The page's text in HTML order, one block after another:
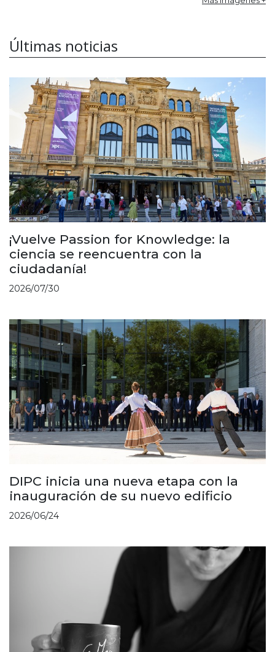
Últimas noticias
¡Vuelve Passion for Knowledge: la
ciencia se reencuentra con la
ciudadanía!
2026/07/30
DIPC inicia una nueva etapa con la
inauguración de su nuevo edificio
2026/06/24